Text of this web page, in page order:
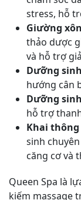
stress, hỗ
Giường
thảo dược
và hỗ trợ
Dưỡng
hướng cân
Dưỡng
hỗ trợ
Khai
sinh
căng cơ và
Queen Spa là
kiếm massage